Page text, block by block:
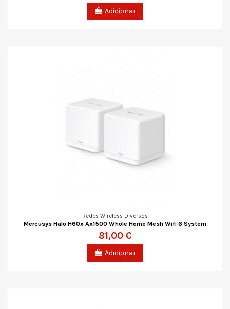
Adicionar
Redes Wireless Diversos
Mercusys Halo H60x Ax1500 Whole Home Mesh Wifi 6 System
81,00 €
Adicionar